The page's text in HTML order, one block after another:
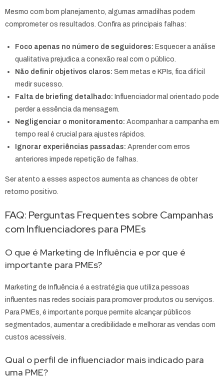
Mesmo com bom planejamento, algumas armadilhas podem
comprometer os resultados. Confira as principais falhas:
Foco apenas no número de seguidores: Esquecer a análise
qualitativa prejudica a conexão real com o público.
Não definir objetivos claros: Sem metas e KPIs, fica difícil
medir sucesso.
Falta de briefing detalhado: Influenciador mal orientado pode
perder a essência da mensagem.
Negligenciar o monitoramento: Acompanhar a campanha em
tempo real é crucial para ajustes rápidos.
Ignorar experiências passadas: Aprender com erros
anteriores impede repetição de falhas.
Ser atento a esses aspectos aumenta as chances de obter
retorno positivo.
FAQ: Perguntas Frequentes sobre Campanhas
com Influenciadores para PMEs
O que é Marketing de Influência e por que é
importante para PMEs?
Marketing de Influência é a estratégia que utiliza pessoas
influentes nas redes sociais para promover produtos ou serviços.
Para PMEs, é importante porque permite alcançar públicos
segmentados, aumentar a credibilidade e melhorar as vendas com
custos acessíveis.
Qual o perfil de influenciador mais indicado para
uma PME?